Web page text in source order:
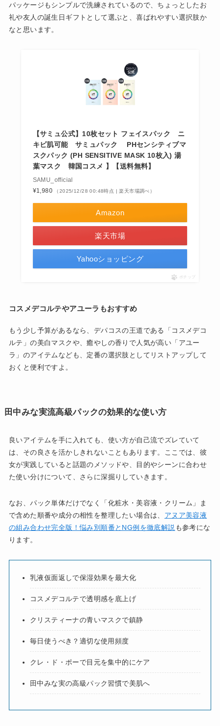
パッケージもシンプルで洗練されているので、ちょっとしたお
礼や友人の誕生日ギフトとして選ぶと、喜ばれやすい選択肢か
なと思います。
【サミュ公式】10枚セット フェイスパック ニ
キビ肌可能 サミュパック PHセンシティブマ
スクパック (PH SENSITIVE MASK 10枚入) 湯
葉マスク 韓国コスメ 】【送料無料】
SAMU_official
¥1,980
（2025/12/28 00:48時点 | 楽天市場調べ）
Amazon
楽天市場
Yahooショッピング
ポチップ
コスメデコルテやアユーラもおすすめ
もう少し予算があるなら、デパコスの王道である「コスメデコ
ルテ」の美白マスクや、癒やしの香りで人気が高い「アユー
ラ」のアイテムなども、定番の選択肢としてリストアップして
おくと便利ですよ。
田中みな実流高級パックの効果的な使い方
良いアイテムを手に入れても、使い方が自己流でズレていて
は、その良さを活かしきれないこともあります。ここでは、彼
女が実践していると話題のメソッドや、目的やシーンに合わせ
た使い分けについて、さらに深掘りしていきます。
なお、パック単体だけでなく「化粧水・美容液・クリーム」ま
で含めた順番や成分の相性を整理したい場合は、 アヌア美容液
の組み合わせ完全版！悩み別順番とNG例を徹底解説も参考にな
ります。
乳液仮面返しで保湿効果を最大化
コスメデコルテで透明感を底上げ
クリスティーナの青いマスクで鎮静
毎日使うべき？適切な使用頻度
クレ・ド・ポーで目元を集中的にケア
田中みな実の高級パック習慣で美肌へ